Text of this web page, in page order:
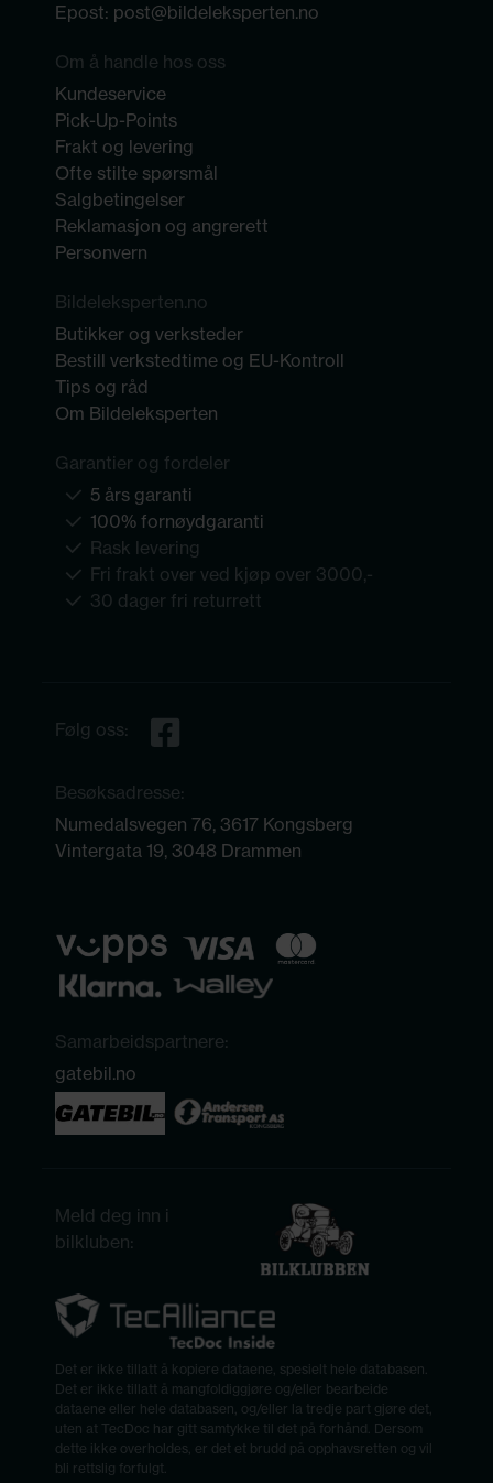
Epost: post@bildeleksperten.no
Om å handle hos oss
Kundeservice
Pick-Up-Points
Frakt og levering
Ofte stilte spørsmål
Salgbetingelser
Reklamasjon og angrerett
Personvern
Bildeleksperten.no
Butikker og verksteder
Bestill verkstedtime og EU-Kontroll
Tips og råd
Om Bildeleksperten
Garantier og fordeler
5 års garanti
100% fornøydgaranti
Rask levering
Fri frakt over ved kjøp over 3000,-
30 dager fri returrett
Følg oss:
Besøksadresse:
Numedalsvegen 76, 3617 Kongsberg
Vintergata 19, 3048 Drammen
Samarbeidspartnere:
gatebil.no
Meld deg inn i
bilkluben:
Det er ikke tillatt å kopiere dataene, spesielt hele databasen.
Det er ikke tillatt å mangfoldiggjøre og/eller bearbeide
dataene eller hele databasen, og/eller la tredje part gjøre det,
uten at TecDoc har gitt samtykke til det på forhånd. Dersom
dette ikke overholdes, er det et brudd på opphavsretten og vil
bli rettslig forfulgt.